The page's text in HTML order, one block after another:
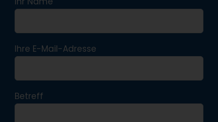
Ihre E-Mail-Adresse
Betreff